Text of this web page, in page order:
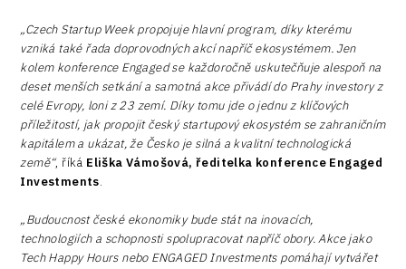
„Czech Startup Week propojuje hlavní program, díky kterému
vzniká také řada doprovodných akcí napříč ekosystémem. Jen
kolem konference Engaged se každoročně uskutečňuje alespoň na
deset menších setkání a samotná akce přivádí do Prahy investory z
celé Evropy, loni z 23 zemí. Díky tomu jde o jednu z klíčových
příležitostí, jak propojit český startupový ekosystém se zahraničním
kapitálem a ukázat, že Česko je silná a kvalitní technologická
země“, říká Eliška Vámošová, ředitelka konference Engaged
Investments.
„Budoucnost české ekonomiky bude stát na inovacích,
technologiích a schopnosti spolupracovat napříč obory. Akce jako
Tech Happy Hours nebo ENGAGED Investments pomáhají vytvářet